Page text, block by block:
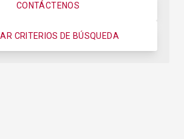
CONTÁCTENOS
CRITERIOS DE BÚSQUEDA